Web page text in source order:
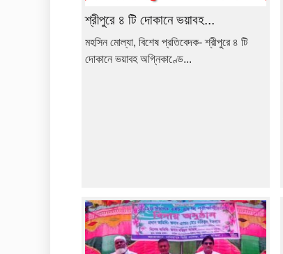
শ্রীপুরে ৪ টি দোকানে ভয়াবহ...
মহসিন মোল্যা, বিশেষ প্রতিবেদক- শ্রীপুরে ৪ টি
দোকানে ভয়াবহ অগ্নিকাণ্ডে...